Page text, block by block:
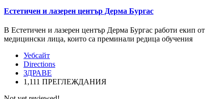
Естетичен и лазерен център Дерма Бургас
В Естетичен и лазерен център Дерма Бургас работи екип от
медицински лица, които са преминали редица обучения
Уебсайт
Directions
ЗДРАВЕ
1,111 ПРЕГЛЕЖДАНИЯ